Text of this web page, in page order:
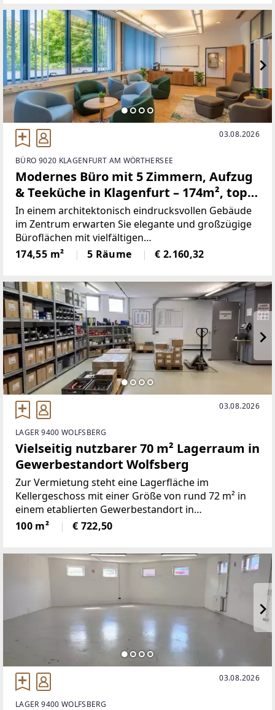
03.08.2026
BÜRO 9020 KLAGENFURT AM WÖRTHERSEE
Modernes Büro mit 5 Zimmern, Aufzug
& Teeküche in Klagenfurt – 174m², top
Lage!
In einem architektonisch eindrucksvollen Gebäude
im Zentrum erwarten Sie elegante und großzügige
Büroflächen mit vielfältigen
Nutzungsmöglichkeiten. Die Einheit umfasst ein
modernes Großraumbüro und zwei separat
174,55 m² 5 Räume € 2.160,32
03.08.2026
LAGER 9400 WOLFSBERG
Vielseitig nutzbarer 70 m² Lagerraum in
Gewerbestandort Wolfsberg
Zur Vermietung steht eine Lagerfläche im
Kellergeschoss mit einer Größe von rund 72 m² in
einem etablierten Gewerbestandort in
Wolfsberg.Die Einheit eignet sich ideal als Lager-,
Material- oder Archivfläche und bietet durch
100 m² € 722,50
03.08.2026
LAGER 9400 WOLFSBERG